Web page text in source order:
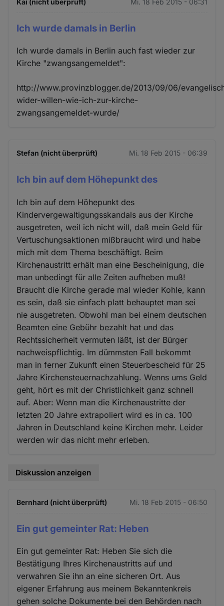
Ich wurde damals in Berlin
Ich wurde damals in Berlin auch fast wieder zur
Kirche "zwangsangemeldet":
http://www.provinzblogger.de/2013/09/06/
wider-willen-wie-ich-zur-kirche-
zwangsangemeldet-wurde/
Stefan (nicht überprüft) Mi. 18 Feb 2015 - 06:39
Ich bin auf dem Höhepunkt des
Ich bin auf dem Höhepunkt des
Kindervergewaltigungsskandals aus der Kirche
ausgetreten, weil ich nicht will, daß mein Geld für
Vertuschungsaktionen mißbraucht wird und habe
mich mit dem Thema beschäftigt. Beim
Kirchenaustritt erhält man eine Bescheinigung, die
man unbedingt für alle Zeiten aufheben muß!
Braucht die Kirche gerade mal wieder Kohle, kann
es sein, daß sie einfach platt behauptet man sei
nie ausgetreten. Obwohl man bei einem deutschen
Beamten eine Gebühr bezahlt hat und das
Rechtssicherheit vermuten läßt, ist der Bürger
nachweispflichtig. Im dümmsten Fall bekommt
man in ferner Zukunft einen Steuerbescheid für 25
Jahre Kirchensteuernachzahlung. Wenns ums Geld
geht, hört es mit der Christlichkeit ganz schnell
auf. Aber: Wenn man die Kirchenaustritte der
letzten 20 Jahre extrapoliert wird es in ca. 100
Jahren in Deutschland keine Kirchen mehr. Leider
werden wir das nicht mehr erleben.
Diskussion anzeigen
Bernhard (nicht überprüft) Mi. 18 Feb 2015 - 06:50
Ein gut gemeinter Rat: Heben
Ein gut gemeinter Rat: Heben Sie sich die
Bestätigung Ihres Kirchenaustritts auf und
verwahren Sie ihn an eine sicheren Ort. Aus
eigener Erfahrung aus meinem Bekanntenkreis
gehen solche Dokumente bei den Behörden nach